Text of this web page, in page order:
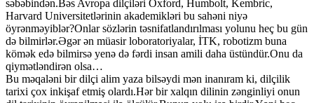
səbəbindən.Bəs Avropa dilçiləri Oxford, Humbolt, Kembric,
Harvard Universitetlərinin akademikləri bu sahəni niyə
öyrənməyiblər?Onlar sözlərin təsnifatlandırılması yolunu heç bu gün
də bilmirlər.Əgər ən müasir loboratoriyalar, İTK, robotizm buna
kömək edə bilmirsə yenə də fərdi insan amili daha üstündür.Onu da
qiymətləndirən olsa…
Bu məqaləni bir dilçi alim yaza bilsəydi mən inanıram ki, dilçilik
tarixi çox inkişaf etmiş olardı.Hər bir xalqın dilinin zənginliyi onun